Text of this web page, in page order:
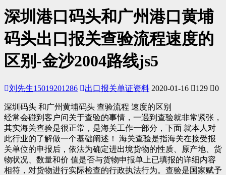
深圳港口码头和广州港口黄埔
码头出口报关查验流程速度的
区别-金沙2004路线js5
刘先生15019201286 出口报关单证资料 2020-01-16 129 0
深圳码头 和广州黄埔码头 查验流程 速度的区别
经常会碰到客户问关于查验的事情，一遇到查验就非常紧张，
其实海关查验是很正常，是海关工作一部分，下面 就本人对
此行业的了解做一个基础阐述！ 海关查验是指海关在接受报
关单位的申报后，依法为确定进出境货物的性质、原产地、货
物状况、数量和价 值是否与货物申报单上已填报的详细内容
相符，对货物进行实际检查的行政执法行为。查验是国家赋予